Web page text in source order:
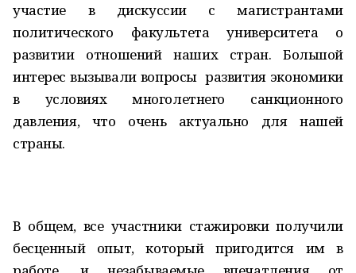
участие в дискуссии с магистрантами
политического факультета университета о
развитии отношений наших стран. Большой
интерес вызывали вопросы развития экономики
в условиях многолетнего санкционного
давления, что очень актуально для нашей
страны.
В общем, все участники стажировки получили
бесценный опыт, который пригодится им в